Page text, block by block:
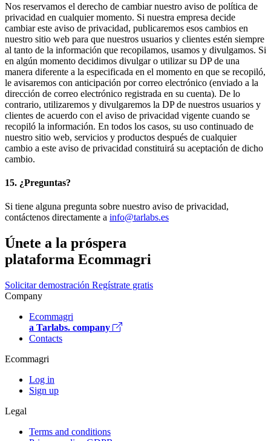
Nos reservamos el derecho de cambiar nuestro aviso de política de
privacidad en cualquier momento. Si nuestra empresa decide
cambiar este aviso de privacidad, publicaremos esos cambios en
nuestro sitio web para que nuestros usuarios y clientes estén siempre
al tanto de la información que recopilamos, usamos y divulgamos. Si
en algún momento decidimos divulgar o utilizar su DP de una
manera diferente a la especificada en el momento en que se recopiló,
le avisaremos con anticipación por correo electrónico (enviado a la
dirección de correo electrónico registrada en su cuenta). De lo
contrario, utilizaremos y divulgaremos la DP de nuestros usuarios y
clientes de acuerdo con el aviso de privacidad vigente cuando se
recopiló la información. En todos los casos, su uso continuado de
nuestro sitio web, servicios y productos después de cualquier
cambio a este aviso de privacidad constituirá su aceptación de dicho
cambio.
15. ¿Preguntas?
Si tiene alguna pregunta sobre nuestro aviso de privacidad,
contáctenos directamente a info@tarlabs.es
Únete a la próspera
plataforma Ecommagri
Solicitar demostración Regístrate gratis
Company
Ecommagri
a Tarlabs. company
Contacts
Ecommagri
Log in
Sign up
Legal
Terms and conditions